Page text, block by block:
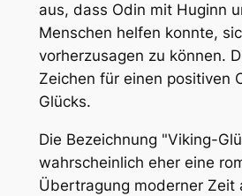
aus, dass Odin mit Huginn
Menschen helfen konnte,
vorherzusagen zu können.
Zeichen für einen positiven
Glücks.
Die Bezeichnung "Viking-
wahrscheinlich eher eine
Übertragung moderner Zeit